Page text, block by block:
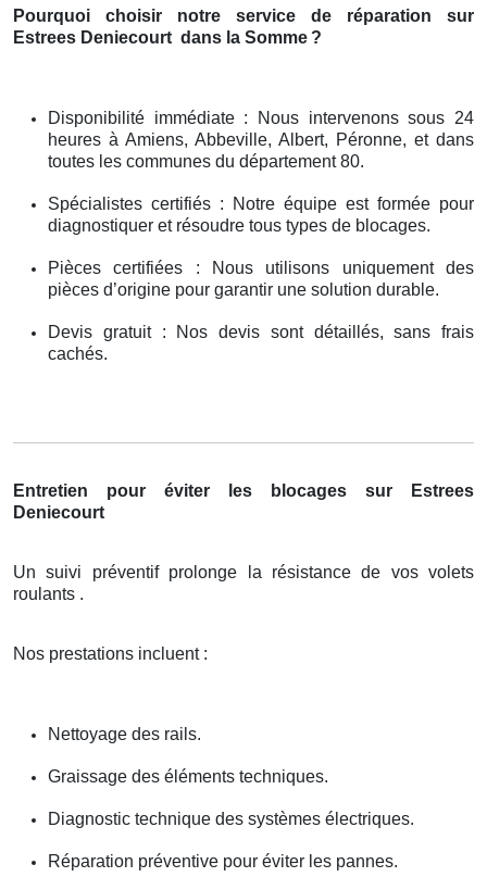
Pourquoi choisir notre service de réparation sur
Estrees Deniecourt dans la Somme ?
Disponibilité immédiate : Nous intervenons sous 24
heures à Amiens, Abbeville, Albert, Péronne, et dans
toutes les communes du département 80.
Spécialistes certifiés : Notre équipe est formée pour
diagnostiquer et résoudre tous types de blocages.
Pièces certifiées : Nous utilisons uniquement des
pièces d’origine pour garantir une solution durable.
Devis gratuit : Nos devis sont détaillés, sans frais
cachés.
Entretien pour éviter les blocages sur Estrees
Deniecourt
Un suivi préventif prolonge la résistance de vos volets
roulants .
Nos prestations incluent :
Nettoyage des rails.
Graissage des éléments techniques.
Diagnostic technique des systèmes électriques.
Réparation préventive pour éviter les pannes.